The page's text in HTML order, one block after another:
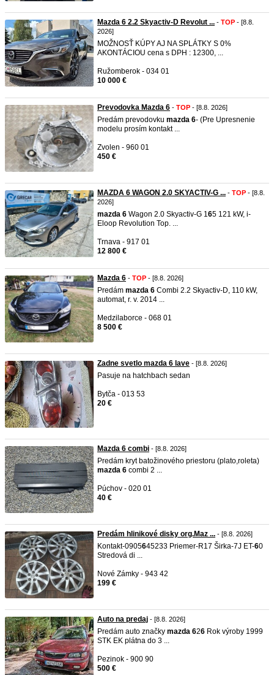
Mazda 6 2.2 Skyactiv-D Revolut ... - TOP - [8.8.
2026]
MOŽNOSŤ KÚPY AJ NA SPLÁTKY S 0%
AKONTÁCIOU cena s DPH : 12300, ...
Ružomberok - 034 01
10 000 €
Prevodovka Mazda 6 - TOP - [8.8. 2026]
Predám prevodovku mazda 6- (Pre Upresnenie
modelu prosím kontakt ...
Zvolen - 960 01
450 €
MAZDA 6 WAGON 2.0 SKYACTIV-G ... - TOP - [8.8.
2026]
mazda 6 Wagon 2.0 Skyactiv-G 165 121 kW, i-
Eloop Revolution Top. ...
Trnava - 917 01
12 800 €
Mazda 6 - TOP - [8.8. 2026]
Predám mazda 6 Combi 2.2 Skyactiv-D, 110 kW,
automat, r. v. 2014 ...
Medzilaborce - 068 01
8 500 €
Zadne svetlo mazda 6 lave - [8.8. 2026]
Pasuje na hatchbach sedan
Bytča - 013 53
20 €
Mazda 6 combi - [8.8. 2026]
Predám kryt batožinového priestoru (plato,roleta)
mazda 6 combi 2 ...
Púchov - 020 01
40 €
Predám hlinikové disky org.Maz ... - [8.8. 2026]
Kontakt-0905645233 Priemer-R17 Širka-7J ET-60
Stredová di ...
Nové Zámky - 943 42
199 €
Auto na predaj - [8.8. 2026]
Predám auto značky mazda 626 Rok výroby 1999
STK EK plátna do 3 ...
Pezinok - 900 90
500 €